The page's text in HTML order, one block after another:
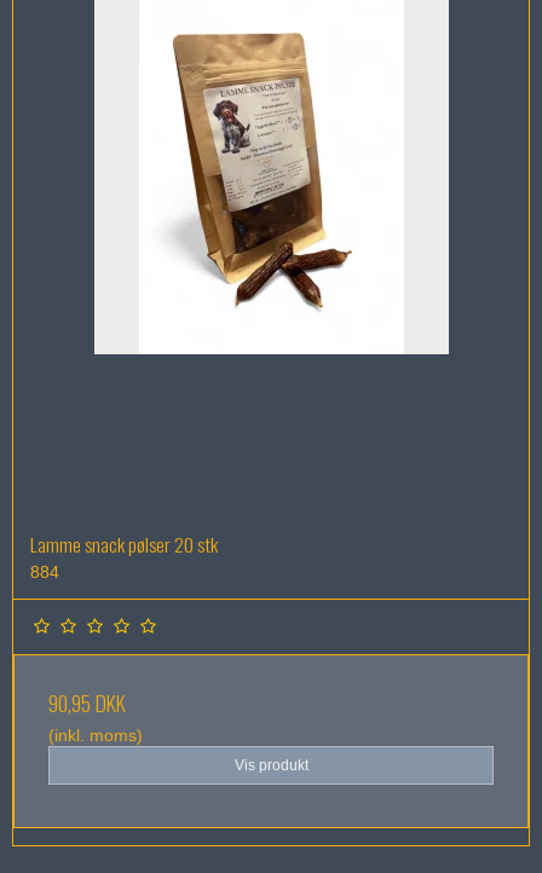
Lamme snack pølser 20 stk
884
90,95 DKK
(inkl. moms)
Vis produkt